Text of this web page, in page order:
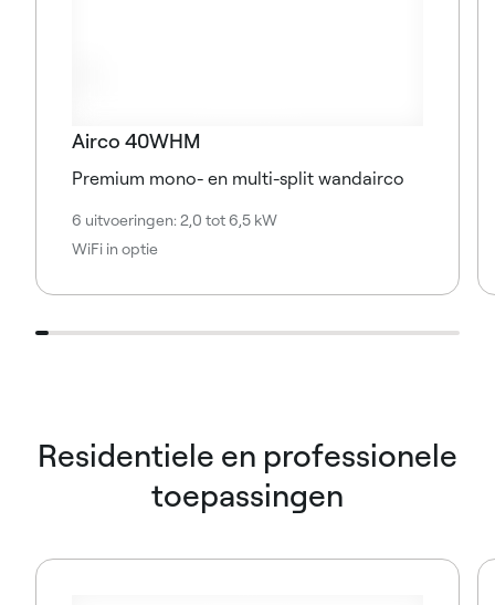
Airco 40WHM
Premium mono- en multi-split wandairco
6 uitvoeringen: 2,0 tot 6,5 kW
WiFi in optie
Residentiele en professionele
toepassingen